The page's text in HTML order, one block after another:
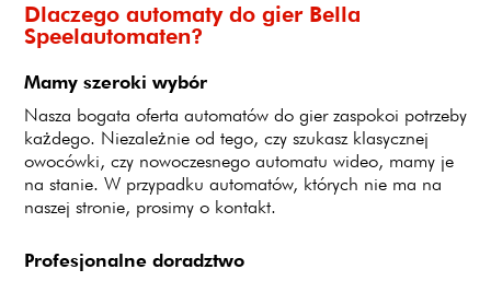
Dlaczego automaty do gier Bella
Speelautomaten?
Mamy szeroki wybór
Nasza bogata oferta automatów do gier zaspokoi potrzeby
każdego. Niezależnie od tego, czy szukasz klasycznej
owocówki, czy nowoczesnego automatu wideo, mamy je
na stanie. W przypadku automatów, których nie ma na
naszej stronie, prosimy o kontakt.
Profesjonalne doradztwo